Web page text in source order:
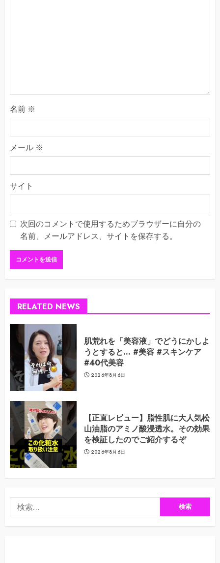
名前 ※
メール ※
サイト
次回のコメントで使用するためブラウザーに自分の
名前、メールアドレス、サイトを保存する。
RELATED NEWS
肌荒れを「美容液」でどうにかしよ
うとすると… #美容 #スキンケア
#40代美容
2026年8月6日
【正直レビュー】脂性肌に大人気松
山油脂のアミノ酸浸透水。その効果
を検証したのでご紹介するぞ
2026年8月6日
索: